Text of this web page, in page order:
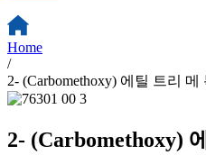
Home
/
2- (Carbomethoxy) 에틸 트리
2- (Carbomethoxy)